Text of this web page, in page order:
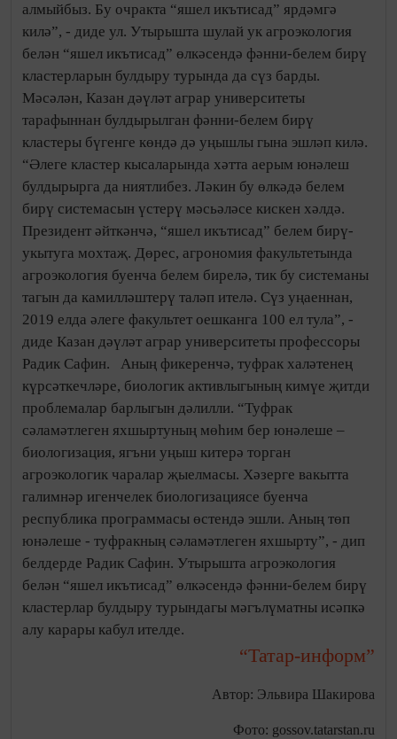
алмыйбыз. Бу очракта “яшел икътисад” ярдәмгә
килә”, - диде ул. Утырышта шулай ук агроэкология
белән “яшел икътисад” өлкәсендә фәнни-белем бирү
кластерларын булдыру турында да сүз барды.
Мәсәлән, Казан дәүләт аграр университеты
тарафыннан булдырылган фәнни-белем бирү
кластеры бүгенге көндә дә уңышлы гына эшләп килә.
“Әлеге кластер кысаларында хәтта аерым юнәлеш
булдырырга да ниятлибез. Ләкин бу өлкәдә белем
бирү системасын үстерү мәсьәләсе кискен хәлдә.
Президент әйткәнчә, “яшел икътисад” белем бирү-
укытуга мохтаҗ. Дөрес, агрономия факультетында
агроэкология буенча белем бирелә, тик бу системаны
тагын да камилләштерү таләп ителә. Сүз уңаеннан,
2019 елда әлеге факультет оешканга 100 ел тула”, -
диде Казан дәүләт аграр университеты профессоры
Радик Сафин. Аның фикеренчә, туфрак халәтенең
күрсәткечләре, биологик активлыгының кимүе җитди
проблемалар барлыгын дәлилли. “Туфрак
сәламәтлеген яхшыртуның мөһим бер юнәлеше –
биологизация, ягъни уңыш китерә торган
агроэкологик чаралар җыелмасы. Хәзерге вакытта
галимнәр игенчелек биологизациясе буенча
республика программасы өстендә эшли. Аның төп
юнәлеше - туфракның сәламәтлеген яхшырту”, - дип
белдерде Радик Сафин. Утырышта агроэкология
белән “яшел икътисад” өлкәсендә фәнни-белем бирү
кластерлар булдыру турындагы мәгълүматны исәпкә
алу карары кабул ителде.
“Татар-информ”
Автор: Эльвира Шакирова
Фото: gossov.tatarstan.ru